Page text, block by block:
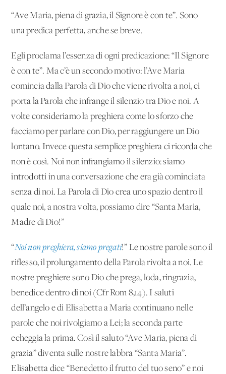
“Ave Maria, piena di grazia, il Signore è con te”. Sono
una predica perfetta, anche se breve.
Egli proclama l’essenza di ogni predicazione: “Il Signore
è con te”. Ma c’è un secondo motivo: l’Ave Maria
comincia dalla Parola di Dio che viene rivolta a noi, ci
porta la Parola che infrange il silenzio tra Dio e noi. A
volte consideriamo la preghiera come lo sforzo che
facciamo per parlare con Dio, per raggiungere un Dio
lontano. Invece questa semplice preghiera ci ricorda che
non è così. Noi non infrangiamo il silenzio: siamo
introdotti in una conversazione che era già cominciata
senza di noi. La Parola di Dio crea uno spazio dentro il
quale noi, a nostra volta, possiamo dire “Santa Maria,
Madre di Dio!”
“Noi non preghiera, siamo pregati!” Le nostre parole sono il
riflesso, il prolungamento della Parola rivolta a noi. Le
nostre preghiere sono Dio che prega, loda, ringrazia,
benedice dentro di noi (Cfr Rom 8,14). I saluti
dell’angelo e di Elisabetta a Maria continuano nelle
parole che noi rivolgiamo a Lei; la seconda parte
echeggia la prima. Così il saluto “Ave Maria, piena di
grazia” diventa sulle nostre labbra “Santa Maria”.
Elisabetta dice “Benedetto il frutto del tuo seno” e noi